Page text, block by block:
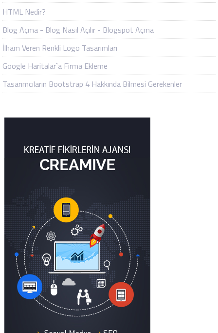
HTML Nedir?
Blog Açma - Blog Nasıl Açılır - Blogspot Açma
İlham Veren Renkli Logo Tasarımları
Google Haritalar`a Firma Ekleme
Tasarımcıların Bootstrap 4 Hakkında Bilmesi Gerekenler